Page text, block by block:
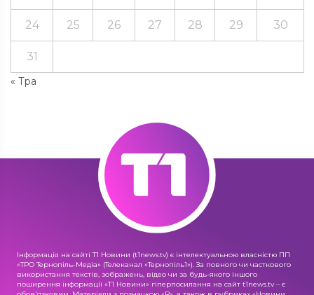
« Тра
24 25 26 27 28 29 30
31
Інформація на сайті Т1 Новини (t1news.tv) є інтелектуальною власністю ПП
«ТРО Тернопіль-Медіа» (Телеканал «Тернопіль1»). За повного чи часткового
використання текстів, зображень, відео чи за будь-якого іншого
поширення інформації «Т1 Новини» гіперпосилання на сайт t1news.tv – є